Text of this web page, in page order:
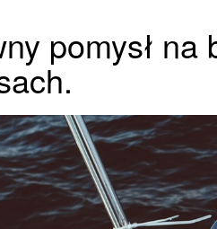
pomysł